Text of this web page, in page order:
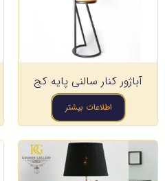
آباژور کنار سالنی پایه کج
اطلاعات بیشتر